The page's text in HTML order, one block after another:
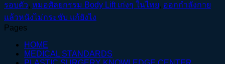
รอบตัว, หมอศัลยกรรม Body Lift เก่งๆ ในไทย, ออกกำลังกาย
แล้วหนังไม่กระชับ แก้ยังไง
Pages
HOME
MEDICAL STANDARDS